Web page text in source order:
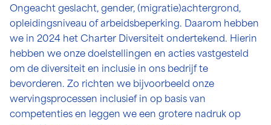
Ongeacht geslacht, gender, (migratie)achtergrond,
opleidingsniveau of arbeidsbeperking. Daarom hebben
we in 2024 het Charter Diversiteit ondertekend. Hierin
hebben we onze doelstellingen en acties vastgesteld
om de diversiteit en inclusie in ons bedrijf te
bevorderen. Zo richten we bijvoorbeeld onze
wervingsprocessen inclusief in op basis van
competenties en leggen we een grotere nadruk op